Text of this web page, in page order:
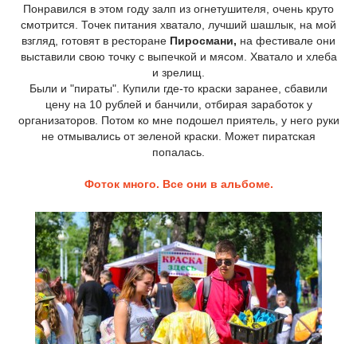
Понравился в этом году залп из огнетушителя, очень круто
смотрится. Точек питания хватало, лучший шашлык, на мой
взгляд, готовят в ресторане Пиросмани, на фестивале они
выставили свою точку с выпечкой и мясом. Хватало и хлеба
и зрелищ.
Были и "пираты". Купили где-то краски заранее, сбавили
цену на 10 рублей и банчили, отбирая заработок у
организаторов. Потом ко мне подошел приятель, у него руки
не отмывались от зеленой краски. Может пиратская
попалась.
Фоток много. Все они в альбоме.